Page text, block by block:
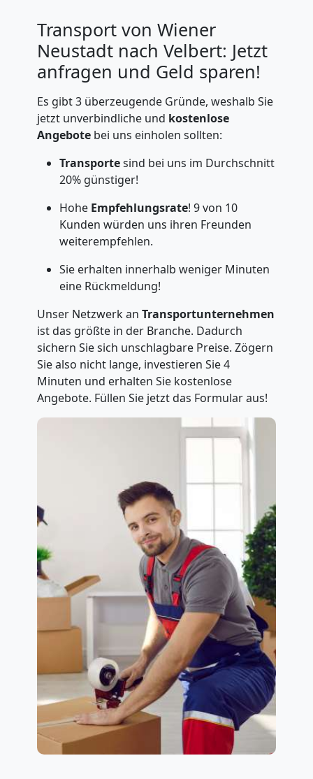
Transport von Wiener
Neustadt nach Velbert: Jetzt
anfragen und Geld sparen!
Es gibt 3 überzeugende Gründe, weshalb Sie
jetzt unverbindliche und kostenlose
Angebotebei uns einholen sollten:
Transportesind bei uns im Durchschnitt
20% günstiger!
Hohe Empfehlungsrate! 9 von 10
Kunden würden uns ihren Freunden
weiterempfehlen.
Sie erhalten innerhalb weniger Minuten
eine Rückmeldung!
Unser Netzwerk an Transportunternehmen
ist das größte in der Branche. Dadurch
sichern Sie sich unschlagbare Preise. Zögern
Sie also nicht lange, investieren Sie 4
Minuten und erhalten Sie kostenlose
Angebote. Füllen Sie jetzt das Formular aus!